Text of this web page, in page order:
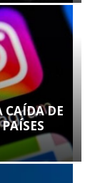
CAÍDA DE